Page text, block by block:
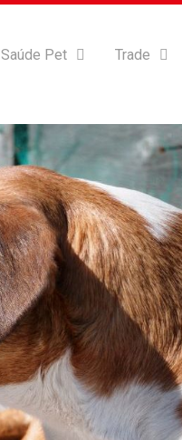
Saúde Pet Trade